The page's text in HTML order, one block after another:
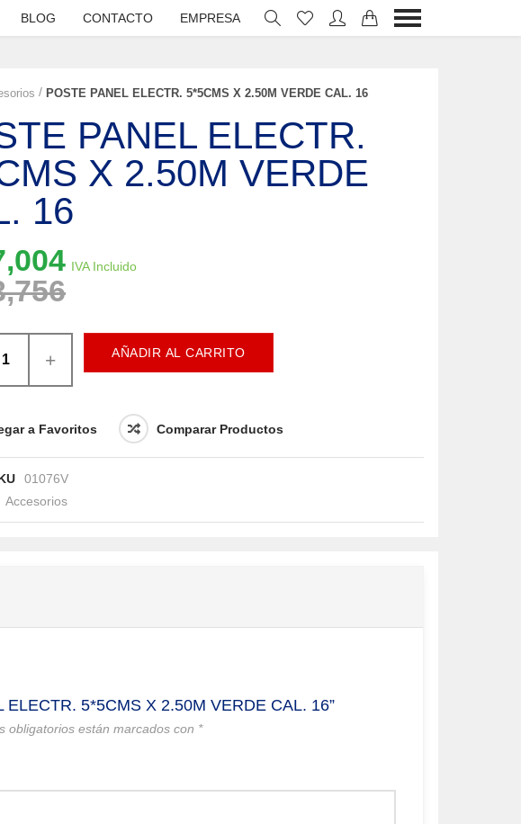
BLOG CONTACTO EMPRESA
POSTE PANEL ELECTR. 5*5CMS X 2.50M VERDE CAL. 16
PANEL ELECTR.
X 2.50M VERDE
16
IVA Incluido
AÑADIR AL CARRITO
a Favoritos Comparar Productos
01076V
Accesorios
5*5CMS X 2.50M VERDE CAL. 16”
obligatorios están marcados con *